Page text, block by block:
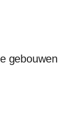
gebouwen